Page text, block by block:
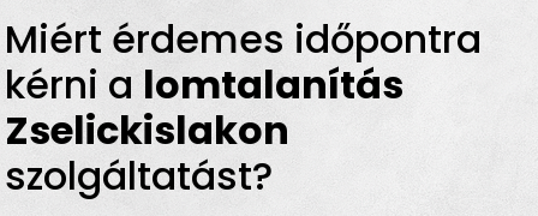
Miért érdemes időpontra
kérni a lomtalanítás
Zselickislakon
szolgáltatást?